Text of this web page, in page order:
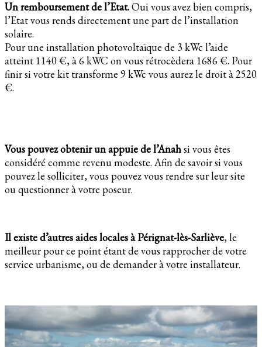
Un remboursement de l’Etat.Oui vous avez bien compris,
l’Etat vous rends directement une part de l’installation
solaire.
Pour une installation photovoltaïque de 3 kWc l’aide
atteint 1140 €, à 6 kWC on vous rétrocèdera 1686 €. Pour
finir si votre kit transforme 9 kWc vous aurez le droit à 2520
€.
Vous pouvez obtenir un appuie de l’Anahsi vous êtes
considéré comme revenu modeste. Afin de savoir si vous
pouvez le solliciter, vous pouvez vous rendre sur leur site
ou questionner à votre poseur.
Il existe d’autres aides locales à Pérignat-lès-Sarliève, le
meilleur pour ce point étant de vous rapprocher de votre
service urbanisme, ou de demander à votre installateur.